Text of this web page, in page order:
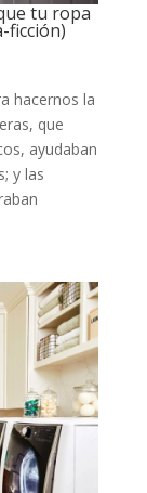
tu ropa
ficción)
hacernos la
que
ayudaban
y las